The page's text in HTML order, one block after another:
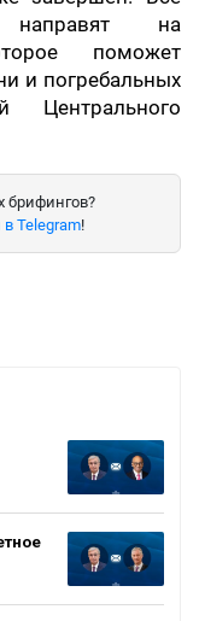
направят на
поможет
и погребальных
Центрального
брифингов?
в Telegram!